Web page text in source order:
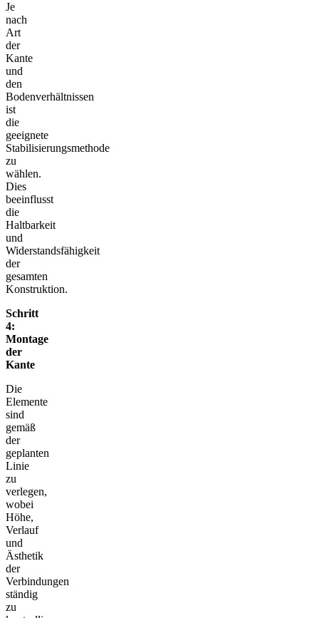
Je
nach
Art
der
Kante
und
den
Bodenverhältnissen
ist
die
geeignete
Stabilisierungsmethode
zu
wählen.
Dies
beeinflusst
die
Haltbarkeit
und
Widerstandsfähigkeit
der
gesamten
Konstruktion.
Schritt
4:
Montage
der
Kante
Die
Elemente
sind
gemäß
der
geplanten
Linie
zu
verlegen,
wobei
Höhe,
Verlauf
und
Ästhetik
der
Verbindungen
ständig
zu